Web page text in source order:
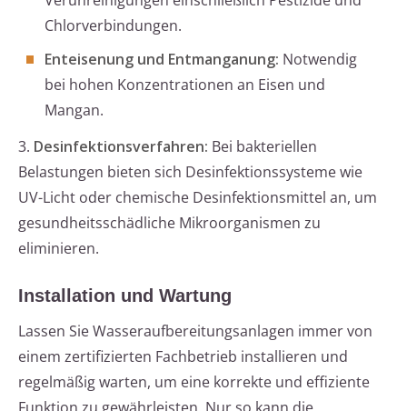
Chlorverbindungen.
Enteisenung und Entmanganung: Notwendig
bei hohen Konzentrationen an Eisen und
Mangan.
3. Desinfektionsverfahren: Bei bakteriellen
Belastungen bieten sich Desinfektionssysteme wie
UV-Licht oder chemische Desinfektionsmittel an, um
gesundheitsschädliche Mikroorganismen zu
eliminieren.
Installation und Wartung
Lassen Sie Wasseraufbereitungsanlagen immer von
einem zertifizierten Fachbetrieb installieren und
regelmäßig warten, um eine korrekte und effiziente